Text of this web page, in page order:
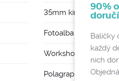
35mm kinofilmy
Fotoalba a rámy
Workshopy
Polagraph Mates
90%
Balíčky
každý
nich